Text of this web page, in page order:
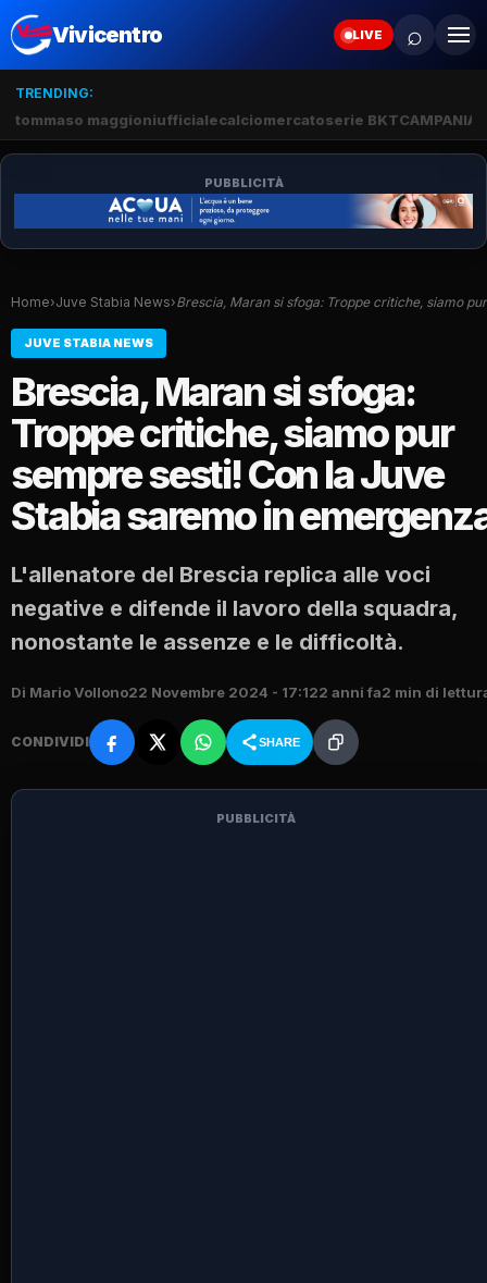
Vivicentro LIVE ⌕
TRENDING:
tommaso maggioniufficialecalciomercatoserie BKTCAMPANIA
PUBBLICITÀ
Home›Juve Stabia News›Brescia, Maran si sfoga: Troppe critiche, siamo
JUVE STABIA NEWS
Brescia, Maran si sfoga:
Troppe critiche, siamo pur
sempre sesti! Con la Juve
Stabia saremo in
L'allenatore del Brescia replica alle voci
negative e difende il lavoro della squadra,
nonostante le assenze e le difficoltà.
Di Mario Vollono22 Novembre 2024 - 17:122 anni fa2 min di
CONDIVIDI SHARE
PUBBLICITÀ